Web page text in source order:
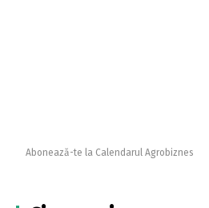
Abonează-te la Calendarul Agrobiznes